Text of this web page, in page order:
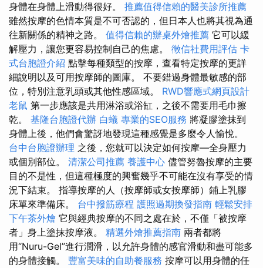
身體在身體上滑動得很好。 推薦值得信賴的醫美診所推薦
雖然按摩的色情本質是不可否認的，但日本人也將其視為通
往新關係的精神之路。 值得信賴的辦桌外燴推薦 它可以緩
解壓力，讓您更容易控制自己的焦慮。 徵信社費用評估 卡
式台胞證介紹 點擊每種類型的按摩，查看特定按摩的更詳
細說明以及可用按摩師的圖庫。 不要錯過身體最敏感的部
位，特別注意乳頭或其他性感區域。 RWD響應式網頁設計
老鼠 第一步應該是共用淋浴或浴缸，之後不需要用毛巾擦
乾。 基隆台胞證代辦 白蟻 專業的SEO服務 將凝膠塗抹到
身體上後，他們會驚訝地發現這種感覺是多麼令人愉悅。
台中台胞證辦理 之後，您就可以決定如何按摩—全身壓力
或個別部位。 清潔公司推薦 養護中心 儘管努魯按摩的主要
目的不是性，但這種極度的興奮幾乎不可能在沒有享受的情
況下結束。 指導按摩的人（按摩師或女按摩師）鋪上乳膠
床單來準備床。 台中撥筋療程 護照過期換發指南 輕鬆安排
下午茶外燴 它與經典按摩的不同之處在於，不僅「被按摩
者」身上塗抹按摩液。 精選外燴推薦指南 兩者都將
用“Nuru-Gel”進行潤滑，以允許身體的感官滑動和盡可能多
的身體接觸。 豐富美味的自助餐服務 按摩可以用身體的任